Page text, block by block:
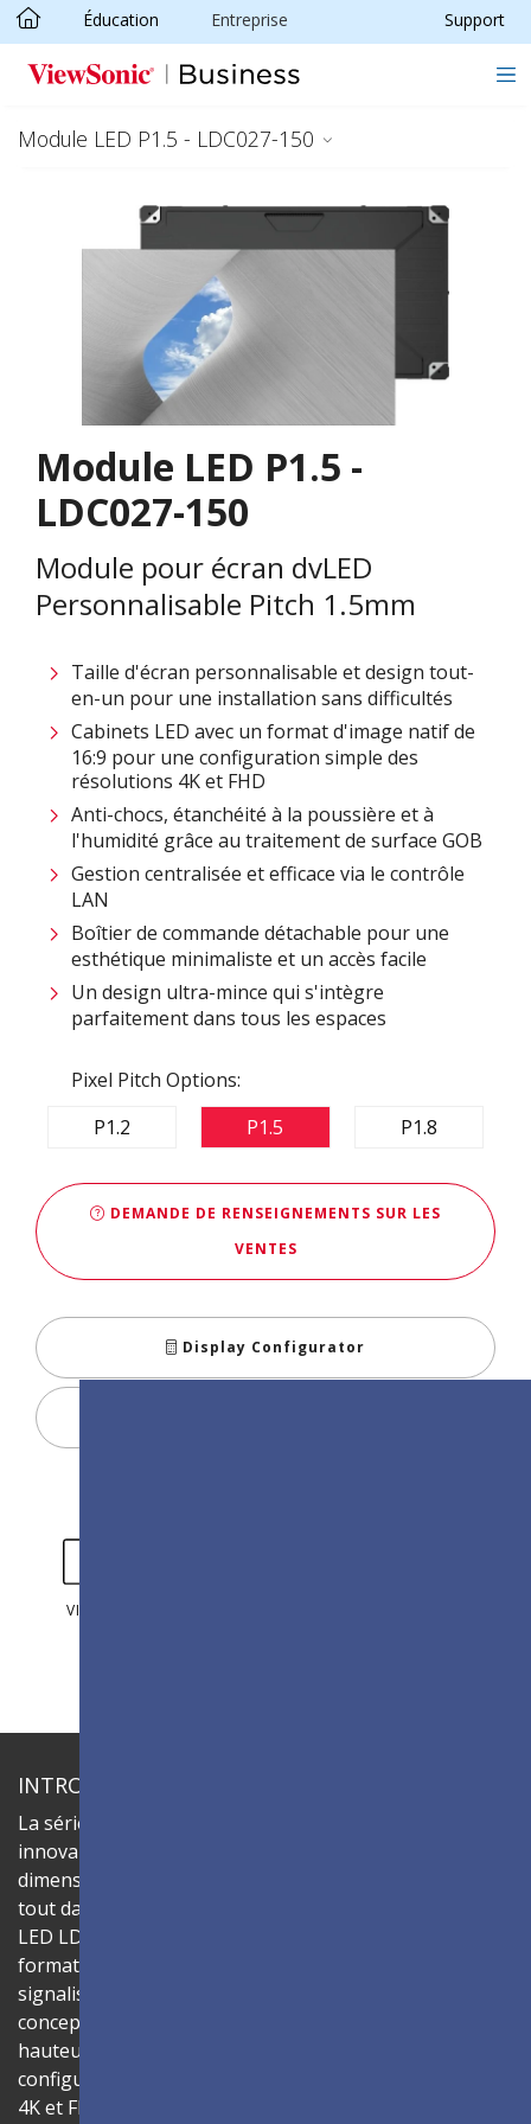
Passer au contenu principal
Éducation Entreprise Support
Module LED P1.5 - LDC027-150
Module LED P1.5 -
LDC027-150
Module pour écran dvLED
Personnalisable Pitch 1.5mm
Taille d'écran personnalisable et design tout-
en-un pour une installation sans difficultés ​
Cabinets LED avec un format d'image natif de
16:9 pour une configuration simple des
résolutions 4K et FHD
Anti-chocs, étanchéité à la poussière et à
l'humidité grâce au traitement de surface GOB
Gestion centralisée et efficace via le contrôle
LAN ​
Boîtier de commande détachable pour une
esthétique minimaliste et un accès facile​
Un design ultra-mince qui s'intègre
parfaitement dans tous les espaces​
Pixel Pitch Options:
P1.2
P1.5 P1.8
DEMANDE DE RENSEIGNEMENTS SUR LES
VENTES
Display Configurator
VIDÉOS
INTRODUCTION
La série ViewSonic LDC est un écran LED tout-en-un
innovant et personnalisable qui offre un
dimensionnement flexible et une installation simple, le
tout dans une seule solution. Assemblez les cabinets
LED LDC027-150 pour créer des murs vidéo dans divers
formats hauteur/largeur et tailles, offrant une
signalisation numérique efficace qui donne vie à vos
concepts. Chaque cabinet dispose d'un format d’image
hauteur/largeur natif de 16:9, permettant des
configurations d'affichage faciles dans les résolutions
4K et FHD pour un affichage de contenu fluide. La